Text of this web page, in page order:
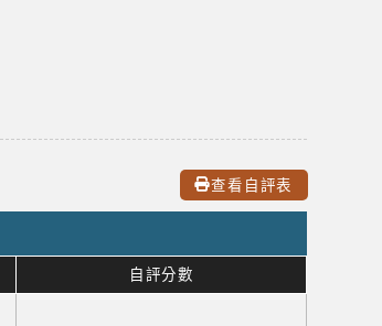
查看自評表
自評分數